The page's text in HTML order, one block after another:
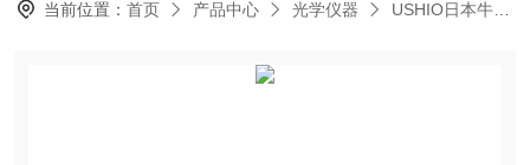
当前位置：首页 产品中心 光学仪器 USHIO日本牛尾